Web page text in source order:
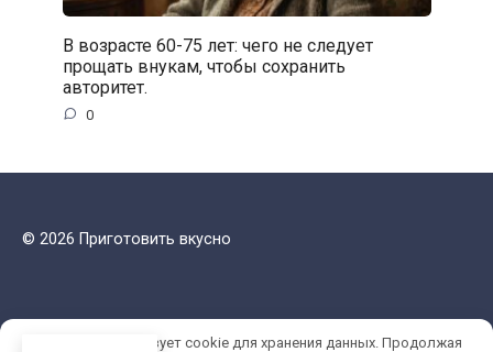
В возрасте 60-75 лет: чего не следует
прощать внукам, чтобы сохранить
авторитет.
0
© 2026 Приготовить вкусно
Этот сайт использует cookie для хранения данных. Продолжая